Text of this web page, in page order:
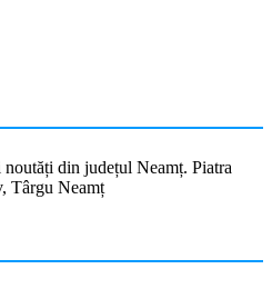
din județul Neamț. Piatra
Târgu Neamț